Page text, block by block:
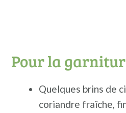
Pour la
Quelques brins de
coriandre fraîche,